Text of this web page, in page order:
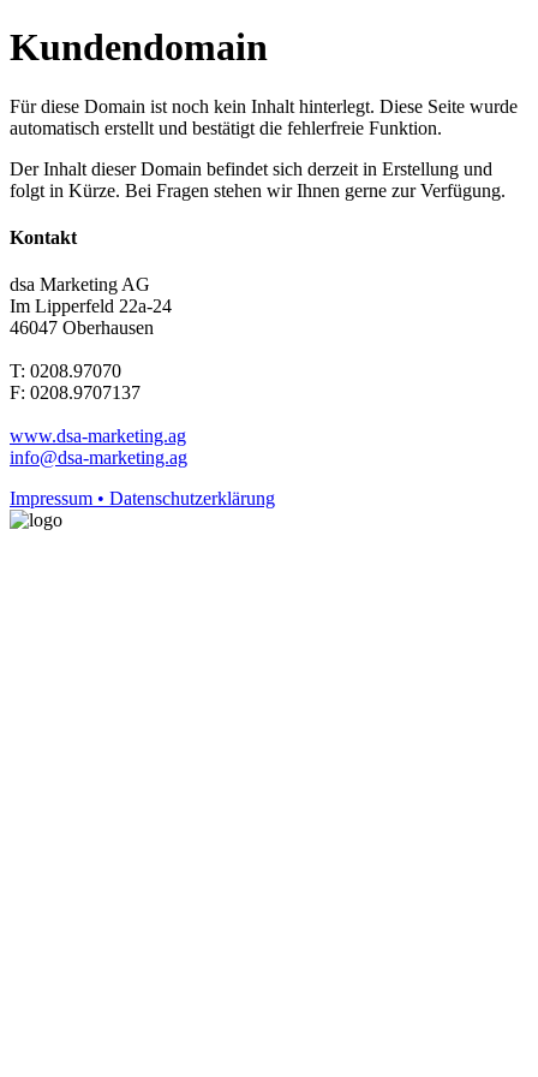
Kundendomain
Für diese Domain ist noch kein Inhalt hinterlegt. Diese Seite wurde
automatisch erstellt und bestätigt die fehlerfreie Funktion.
Der Inhalt dieser Domain befindet sich derzeit in Erstellung und
folgt in Kürze. Bei Fragen stehen wir Ihnen gerne zur Verfügung.
Kontakt
dsa Marketing AG
Im Lipperfeld 22a-24
46047 Oberhausen
T: 0208.97070
F: 0208.9707137
www.dsa-marketing.ag
info@dsa-marketing.ag
Impressum • Datenschutzerklärung